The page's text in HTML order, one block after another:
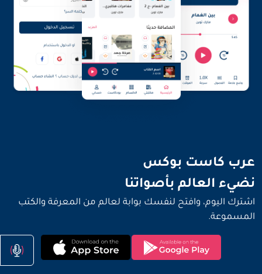
عرب كاست بوكس
نضيء العالم بأصواتنا
اشترك اليوم، وافتح لنفسك بوابة لعالم من المعرفة والكتب
المسموعة.